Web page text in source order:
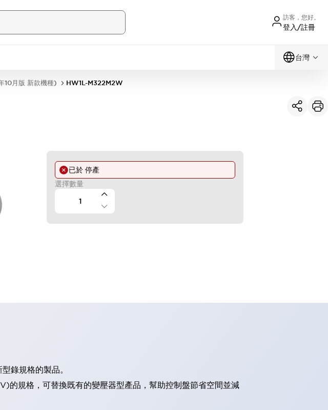
訪客，您好。
登入/註冊
台灣
10月版 新款機種) HW1L-M322M2W
已於 停產
選擇數量
錄規格的製品。
規格，可替換既有的變壓器型產品，幫助控制盤節省空間並減